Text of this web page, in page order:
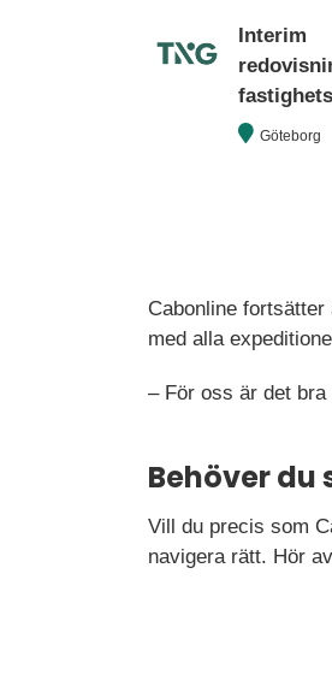
Interim
Göteborg
Cabonline
med alla
– För oss är det
Behöver
Vill du precis som
navigera rätt. Hör